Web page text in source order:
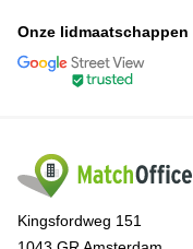
Onze lidmaatschappen
Kingsfordweg 151